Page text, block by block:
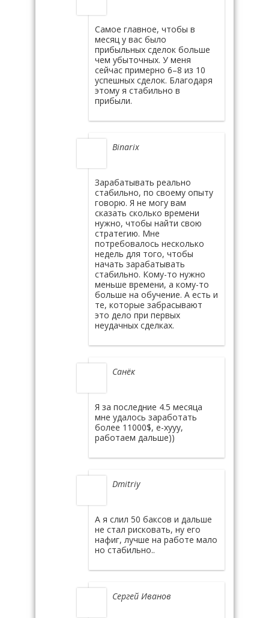
Самое главное, чтобы в
месяц у вас было
прибыльных сделок больше
чем убыточных. У меня
сейчас примерно 6–8 из 10
успешных сделок. Благодаря
этому я стабильно в
прибыли.
Binarix
Зарабатывать реально
стабильно, по своему опыту
говорю. Я не могу вам
сказать сколько времени
нужно, чтобы найти свою
стратегию. Мне
потребовалось несколько
недель для того, чтобы
начать зарабатывать
стабильно. Кому-то нужно
меньше времени, а кому-то
больше на обучение. А есть и
те, которые забрасывают
это дело при первых
неудачных сделках.
Санёк
Я за последние 4.5 месяца
мне удалось заработать
более 11000$, е-хууу,
работаем дальше))
Dmitriy
А я слил 50 баксов и дальше
не стал рисковать, ну его
нафиг, лучше на работе мало
но стабильно..
Сергей Иванов